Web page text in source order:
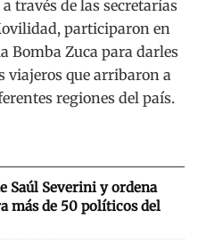
través de las secretarías
participaron en
Bomba Zuca para darles
viajeros que arribaron a
regiones del país.
Saúl Severini y ordena
más de 50 políticos del